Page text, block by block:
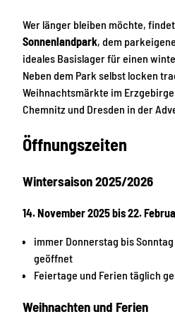
Wer länger bleiben möchte,
Sonnenlandpark, dem
ideales Basislager für einen
Neben dem Park selbst locken
Weihnachtsmärkte im
Chemnitz und Dresden in der
Öffnungszeiten
Wintersaison 2025/2026
14. November 2025 bis 22.
immer Donnerstag bis Sonntag
geöffnet
Feiertage und Ferien täglich
Weihnachten und Ferien